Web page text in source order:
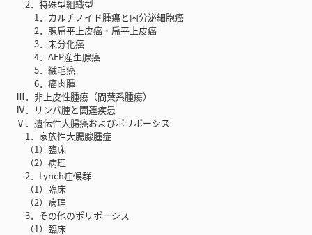
2．特殊型組織型
1．カルチノイド腫瘍と内分泌細胞癌
2．腺扁平上皮癌・扁平上皮癌
3．未分化癌
4．AFP産生腺癌
5．絨毛癌
6．癌肉腫
Ⅲ．非上皮性腫瘍（間葉系腫瘍）
Ⅳ．リンパ腫と関連疾患
Ⅴ．遺伝性大腸癌およびポリポーシス
1．家族性大腸腺腫症
（1）臨床
（2）病理
2．Lynch症候群
（1）臨床
（2）病理
3．その他のポリポーシス
（1）臨床